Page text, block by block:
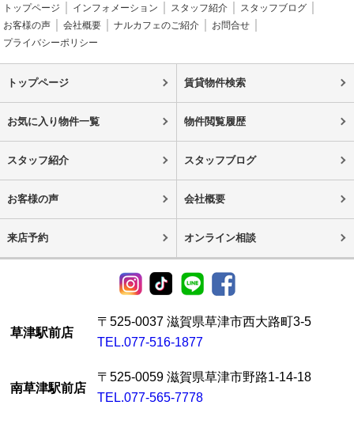
トップページ インフォメーション スタッフ紹介
スタッフブログ
お客様の声
会社概要 ナルカフェのご紹介
お問合せ
プライバシーポリシー
トップページ 賃貸物件検索
お気に入り物件一覧 物件閲覧履歴
スタッフ紹介 スタッフブログ
お客様の声 会社概要
来店予約 オンライン相談
草津駅前店
〒525-0037 滋賀県草津市西大路町3-5
TEL.077-516-1877
南草津駅前店
〒525-0059 滋賀県草津市野路1-14-18
TEL.077-565-7778